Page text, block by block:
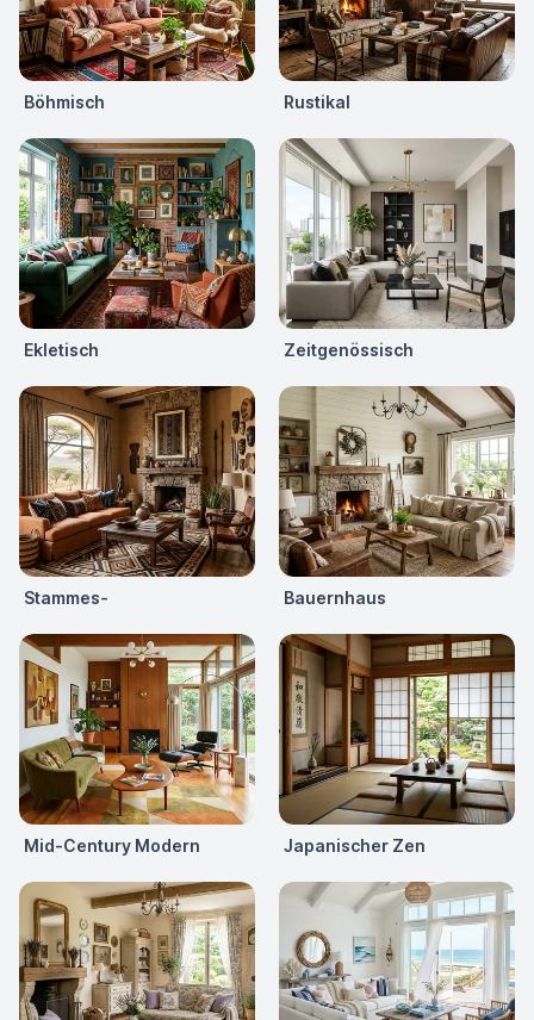
Böhmisch Rustikal
Ekletisch Zeitgenössisch
Stammes- Bauernhaus
Mid-Century Modern Japanischer Zen